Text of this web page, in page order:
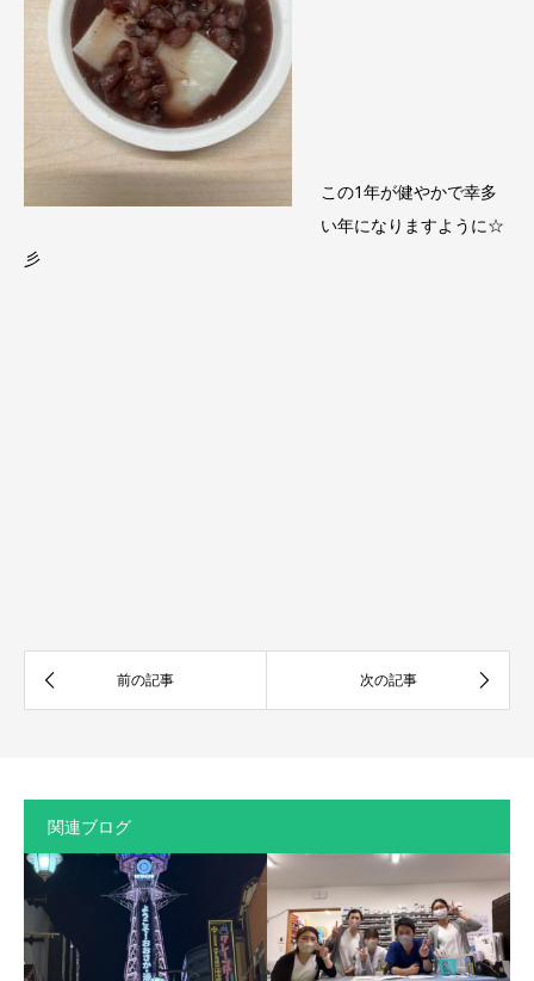
この1年が健やかで幸多
い年になりますように☆
彡
関連ブログ